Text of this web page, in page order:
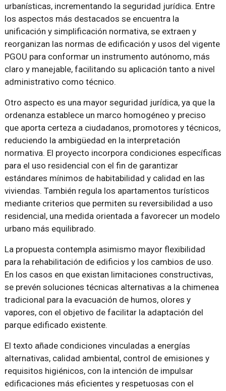
urbanísticas, incrementando la seguridad jurídica. Entre
los aspectos más destacados se encuentra la
unificación y simplificación normativa, se extraen y
reorganizan las normas de edificación y usos del vigente
PGOU para conformar un instrumento autónomo, más
claro y manejable, facilitando su aplicación tanto a nivel
administrativo como técnico.
Otro aspecto es una mayor seguridad jurídica, ya que la
ordenanza establece un marco homogéneo y preciso
que aporta certeza a ciudadanos, promotores y técnicos,
reduciendo la ambigüedad en la interpretación
normativa. El proyecto incorpora condiciones específicas
para el uso residencial con el fin de garantizar
estándares mínimos de habitabilidad y calidad en las
viviendas. También regula los apartamentos turísticos
mediante criterios que permiten su reversibilidad a uso
residencial, una medida orientada a favorecer un modelo
urbano más equilibrado.
La propuesta contempla asimismo mayor flexibilidad
para la rehabilitación de edificios y los cambios de uso.
En los casos en que existan limitaciones constructivas,
se prevén soluciones técnicas alternativas a la chimenea
tradicional para la evacuación de humos, olores y
vapores, con el objetivo de facilitar la adaptación del
parque edificado existente.
El texto añade condiciones vinculadas a energías
alternativas, calidad ambiental, control de emisiones y
requisitos higiénicos, con la intención de impulsar
edificaciones más eficientes y respetuosas con el